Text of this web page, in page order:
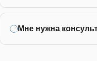
Мне нужна